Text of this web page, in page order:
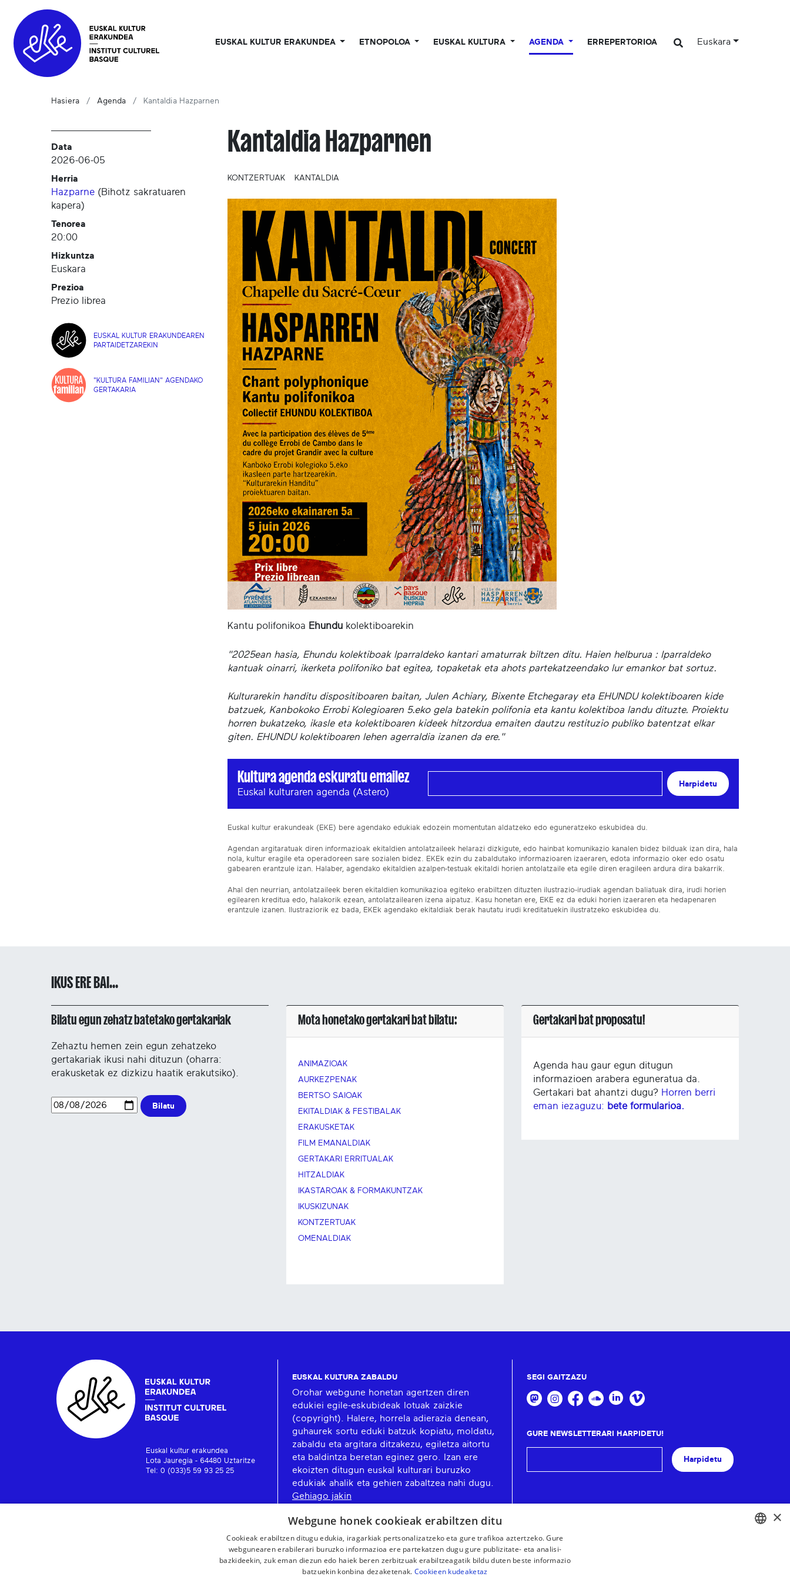
EUSKAL KULTUR ERAKUNDEA ETNOPOLOA EUSKAL KULTURA AGENDA ERREPERTORIOA Euskara
Hasiera Agenda Kantaldia Hazparnen
Data
2026-06-05
Herria
Hazparne (Bihotz sakratuaren
kapera)
Tenorea
20:00
Hizkuntza
Euskara
Prezioa
Prezio librea
EUSKAL KULTUR ERAKUNDEAREN
PARTAIDETZAREKIN
"KULTURA FAMILIAN" AGENDAKO
GERTAKARIA
Kantaldia Hazparnen
KONTZERTUAK KANTALDIA
Kantu polifonikoa Ehundu kolektiboarekin
"2025ean hasia, Ehundu kolektiboak Iparraldeko kantari amaturrak biltzen ditu. Haien helburua : Iparraldeko
kantuak oinarri, ikerketa polifoniko bat egitea, topaketak eta ahots partekatzeendako lur emankor bat sortuz.
Kulturarekin handitu dispositiboaren baitan, Julen Achiary, Bixente Etchegaray eta EHUNDU kolektiboaren kide
batzuek, Kanbokoko Errobi Kolegioaren 5.eko gela batekin polifonia eta kantu kolektiboa landu dituzte. Proiektu
horren bukatzeko, ikasle eta kolektiboaren kideek hitzordua emaiten dautzu restituzio publiko batentzat elkar
giten. EHUNDU kolektiboaren lehen agerraldia izanen da ere."
Kultura agenda eskuratu emailez
Euskal kulturaren agenda (Astero)
Harpidetu
Euskal kultur erakundeak (EKE) bere agendako edukiak edozein momentutan aldatzeko edo eguneratzeko eskubidea du.
Agendan argitaratuak diren informazioak ekitaldien antolatzaileek helarazi dizkigute, edo hainbat komunikazio kanalen bidez bilduak izan dira, hala
nola, kultur eragile eta operadoreen sare sozialen bidez. EKEk ezin du zabaldutako informazioaren izaeraren, edota informazio oker edo osatu
gabearen erantzule izan. Halaber, agendako ekitaldien azalpen-testuak ekitaldi horien antolatzaile eta egile diren eragileen ardura dira bakarrik.
Ahal den neurrian, antolatzaileek beren ekitaldien komunikazioa egiteko erabiltzen dituzten ilustrazio-irudiak agendan baliatuak dira, irudi horien
egilearen kreditua edo, halakorik ezean, antolatzailearen izena aipatuz. Kasu honetan ere, EKE ez da eduki horien izaeraren eta hedapenaren
erantzule izanen. Ilustraziorik ez bada, EKEk agendako ekitaldiak berak hautatu irudi kreditatuekin ilustratzeko eskubidea du.
IKUS ERE BAI...
Bilatu egun zehatz batetako gertakariak
Zehaztu hemen zein egun zehatzeko
gertakariak ikusi nahi dituzun (oharra:
erakusketak ez dizkizu haatik erakutsiko).
Bilatu
Mota honetako gertakari bat bilatu:
ANIMAZIOAK
AURKEZPENAK
BERTSO SAIOAK
EKITALDIAK & FESTIBALAK
ERAKUSKETAK
FILM EMANALDIAK
GERTAKARI ERRITUALAK
HITZALDIAK
IKASTAROAK & FORMAKUNTZAK
IKUSKIZUNAK
KONTZERTUAK
OMENALDIAK
Gertakari bat proposatu!
Agenda hau gaur egun ditugun
informazioen arabera eguneratua da.
Gertakari bat ahantzi dugu? Horren berri
eman iezaguzu: bete formularioa.
Euskal kultur erakundea
Lota Jauregia - 64480 Uztaritze
Tel: 0 (033)5 59 93 25 25
EUSKAL KULTURA ZABALDU
Orohar webgune honetan agertzen diren
edukiei egile-eskubideak lotuak zaizkie
(copyright). Halere, horrela adierazia denean,
guhaurek sortu eduki batzuk kopiatu, moldatu,
zabaldu eta argitara ditzakezu, egiletza aitortu
eta baldintza beretan eginez gero. Izan ere
ekoizten ditugun euskal kulturari buruzko
edukiak ahalik eta gehien zabaltzea nahi dugu.
Gehiago jakin
SEGI GAITZAZU
GURE NEWSLETTERARI HARPIDETU!
Harpidetu
×
Webgune honek cookieak erabiltzen ditu
Cookieak erabiltzen ditugu edukia, iragarkiak pertsonalizatzeko eta gure trafikoa aztertzeko. Gure
webgunearen erabilerari buruzko informazioa ere partekatzen dugu gure publizitate- eta analisi-
bazkideekin, zuk eman diezun edo haiek beren zerbitzuak erabiltzeagatik bildu duten beste informazio
batzuekin konbina dezaketenak. Cookieen kudeaketaz